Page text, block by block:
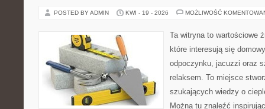
POSTED BY ADMIN KWI - 19 - 2026 MOŻLIWOŚĆ
Ta witryna to wartościowe
które interesują się
odpoczynku, jacuzzi oraz
relaksem. To miejsce
szukających wiedzy o
Można tu znaleźć